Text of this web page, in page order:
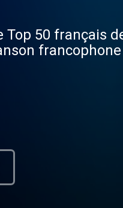
50 français